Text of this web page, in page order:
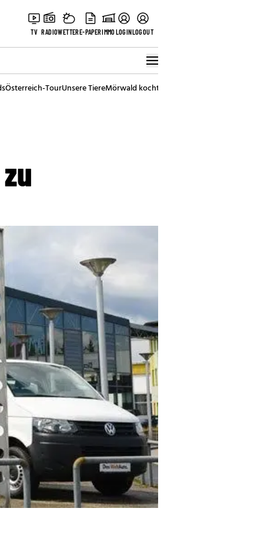
TV RADIOWETTERE-PAPERIMMOLOGINLOGOUT
Österreich-TourUnsere TiereMörwald kocht